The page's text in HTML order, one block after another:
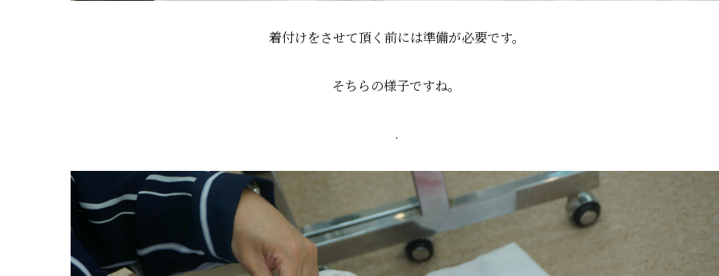
着付けをさせて頂く前には準備が必要です。
そちらの様子ですね。
.